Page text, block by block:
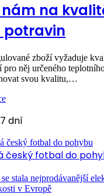
nám na
potravin
zboží vyžaduje
pro něj určeného
svou kvalitu,…
dní
český fotbal do